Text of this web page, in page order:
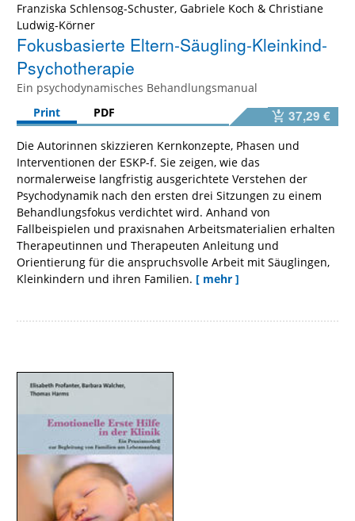
Franziska Schlensog-Schuster, Gabriele Koch & Christiane
Ludwig-Körner
Fokusbasierte Eltern-Säugling-Kleinkind-
Psychotherapie
Ein psychodynamisches Behandlungsmanual
Print
PDF 37,29 €
Die Autorinnen skizzieren Kernkonzepte, Phasen und
Interventionen der ESKP-f. Sie zeigen, wie das
normalerweise langfristig ausgerichtete Verstehen der
Psychodynamik nach den ersten drei Sitzungen zu einem
Behandlungsfokus verdichtet wird. Anhand von
Fallbeispielen und praxisnahen Arbeitsmaterialien erhalten
Therapeutinnen und Therapeuten Anleitung und
Orientierung für die anspruchsvolle Arbeit mit Säuglingen,
Kleinkindern und ihren Familien. [ mehr ]